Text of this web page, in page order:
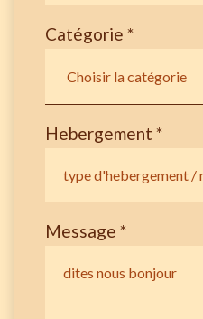
Catégorie *
Hebergement *
Message *